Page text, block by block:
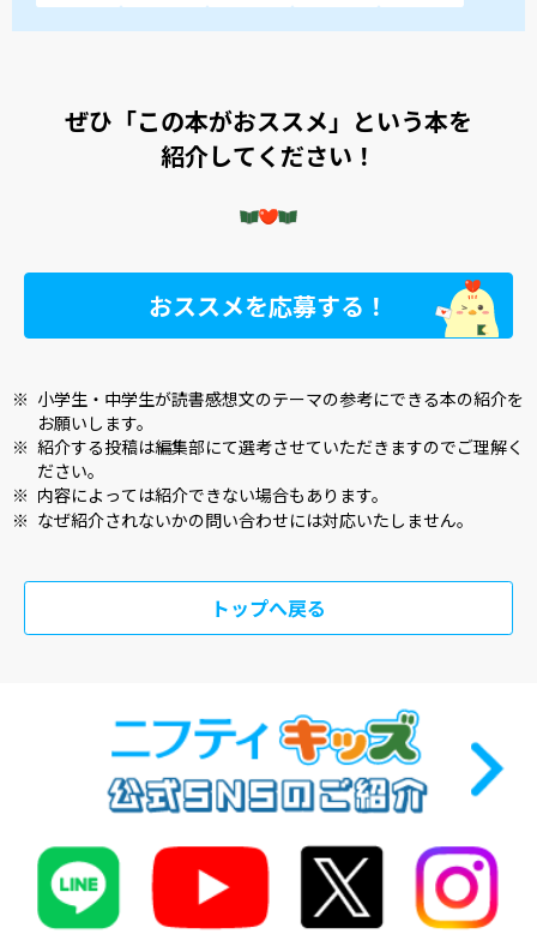
ぜひ「この本がおススメ」という本を
紹介してください！
おススメを応募する！
※ 小学生・中学生が読書感想文のテーマの参考にできる本の紹介を
お願いします。
※ 紹介する投稿は編集部にて選考させていただきますのでご理解く
ださい。
※ 内容によっては紹介できない場合もあります。
※ なぜ紹介されないかの問い合わせには対応いたしません。
トップへ戻る